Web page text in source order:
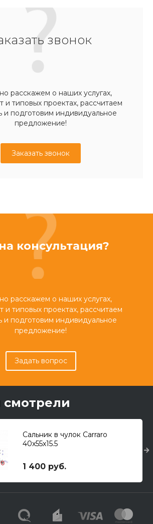
звонок
расскажем о наших услугах,
и типовых проектах, рассчитаем
и подготовим индивидуальное
предложение!
Заказать звонок
консультация?
расскажем о наших услугах,
и типовых проектах, рассчитаем
и подготовим индивидуальное
предложение!
Задать вопрос
смотрели
Сальник в чулок Carraro
40x55x15.5
1 400 руб.